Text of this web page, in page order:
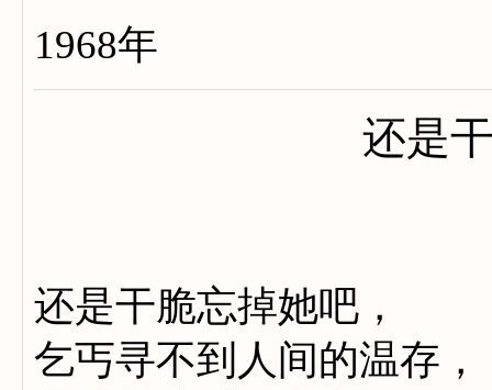
1968年
还是
还是干脆忘掉她吧，
乞丐寻不到人间的温存，